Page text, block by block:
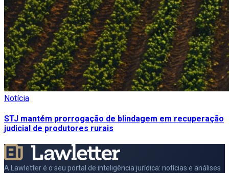
Notícia
STJ mantém prorrogação de blindagem em recuperação
judicial de produtores rurais
A Lawletter é o seu portal de inteligência jurídica: notícias e análises